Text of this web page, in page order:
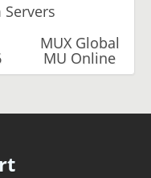
MUX Global
MU Online